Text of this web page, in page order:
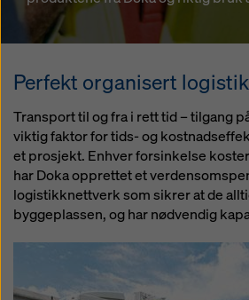
Perfekt organisert
Transport til og fra i rett tid – tilgang
viktig faktor for tids- og
et prosjekt. Enhver forsinkelse
har Doka opprettet et
logistikknettverk som sikrer at de
byggeplassen, og har nødvendig